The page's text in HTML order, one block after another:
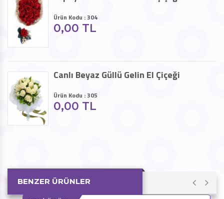
Ürün Kodu : 304
0,00 TL
Canlı Beyaz Güllü Gelin El Çiçeği
Ürün Kodu : 305
0,00 TL
BENZER ÜRÜNLER